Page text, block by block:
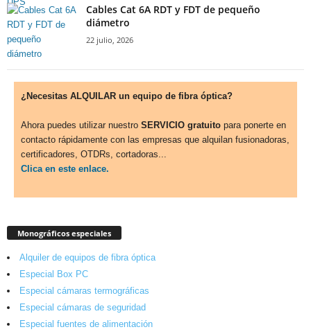
Cables Cat 6A RDT y FDT de pequeño
diámetro
22 julio, 2026
¿Necesitas ALQUILAR un equipo de fibra óptica?
Ahora puedes utilizar nuestro SERVICIO gratuito para ponerte en
contacto rápidamente con las empresas que alquilan fusionadoras,
certificadores, OTDRs, cortadoras...
Clica en este enlace.
Monográficos especiales
Alquiler de equipos de fibra óptica
Especial Box PC
Especial cámaras termográficas
Especial cámaras de seguridad
Especial fuentes de alimentación